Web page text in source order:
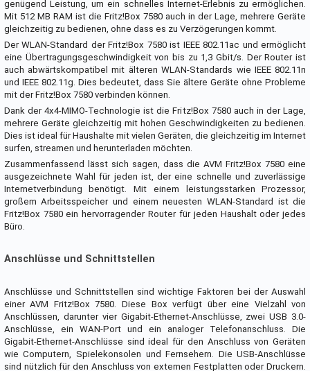
genügend Leistung, um ein schnelles Internet-Erlebnis zu ermöglichen.
Mit 512 MB RAM ist die Fritz!Box 7580 auch in der Lage, mehrere Geräte
gleichzeitig zu bedienen, ohne dass es zu Verzögerungen kommt.
Der WLAN-Standard der Fritz!Box 7580 ist IEEE 802.11ac und ermöglicht
eine Übertragungsgeschwindigkeit von bis zu 1,3 Gbit/s. Der Router ist
auch abwärtskompatibel mit älteren WLAN-Standards wie IEEE 802.11n
und IEEE 802.11g. Dies bedeutet, dass Sie ältere Geräte ohne Probleme
mit der Fritz!Box 7580 verbinden können.
Dank der 4x4-MIMO-Technologie ist die Fritz!Box 7580 auch in der Lage,
mehrere Geräte gleichzeitig mit hohen Geschwindigkeiten zu bedienen.
Dies ist ideal für Haushalte mit vielen Geräten, die gleichzeitig im Internet
surfen, streamen und herunterladen möchten.
Zusammenfassend lässt sich sagen, dass die AVM Fritz!Box 7580 eine
ausgezeichnete Wahl für jeden ist, der eine schnelle und zuverlässige
Internetverbindung benötigt. Mit einem leistungsstarken Prozessor,
großem Arbeitsspeicher und einem neuesten WLAN-Standard ist die
Fritz!Box 7580 ein hervorragender Router für jeden Haushalt oder jedes
Büro.
Anschlüsse und Schnittstellen
Anschlüsse und Schnittstellen sind wichtige Faktoren bei der Auswahl
einer AVM Fritz!Box 7580. Diese Box verfügt über eine Vielzahl von
Anschlüssen, darunter vier Gigabit-Ethernet-Anschlüsse, zwei USB 3.0-
Anschlüsse, ein WAN-Port und ein analoger Telefonanschluss. Die
Gigabit-Ethernet-Anschlüsse sind ideal für den Anschluss von Geräten
wie Computern, Spielekonsolen und Fernsehern. Die USB-Anschlüsse
sind nützlich für den Anschluss von externen Festplatten oder Druckern.